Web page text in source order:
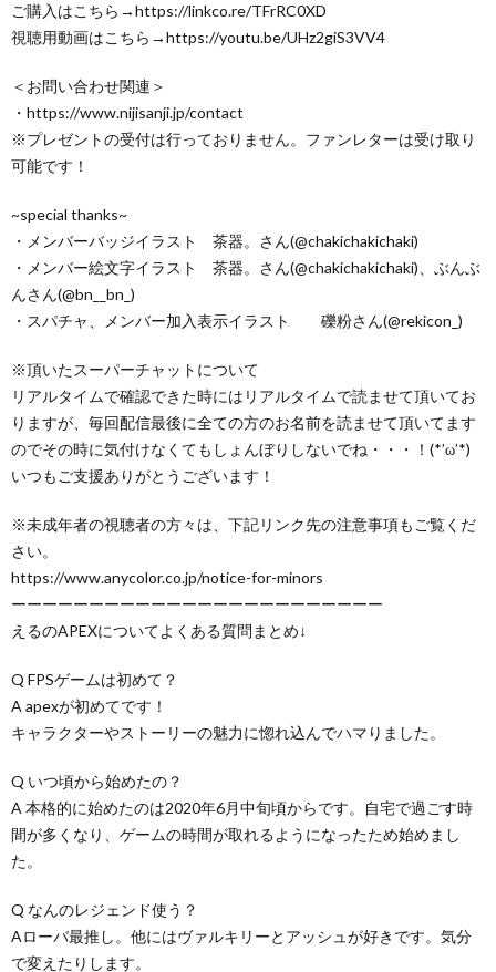
ご購入はこちら→https://linkco.re/TFrRC0XD
視聴用動画はこちら→https://youtu.be/UHz2giS3VV4
＜お問い合わせ関連＞
・https://www.nijisanji.jp/contact
※プレゼントの受付は行っておりません。ファンレターは受け取り
可能です！
~special thanks~
・メンバーバッジイラスト 茶器。さん(@chakichakichaki)
・メンバー絵文字イラスト 茶器。さん(@chakichakichaki)、ぶんぶ
んさん(@bn__bn_)
・スパチャ、メンバー加入表示イラスト 礫粉さん(@rekicon_)
※頂いたスーパーチャットについて
リアルタイムで確認できた時にはリアルタイムで読ませて頂いてお
りますが、毎回配信最後に全ての方のお名前を読ませて頂いてます
のでその時に気付けなくてもしょんぼりしないでね・・・！(*’ω’*)
いつもご支援ありがとうございます！
※未成年者の視聴者の方々は、下記リンク先の注意事項もご覧くだ
さい。
https://www.anycolor.co.jp/notice-for-minors
ーーーーーーーーーーーーーーーーーーーーーーーー
えるのAPEXについてよくある質問まとめ↓
Q FPSゲームは初めて？
A apexが初めてです！
キャラクターやストーリーの魅力に惚れ込んでハマりました。
Q いつ頃から始めたの？
A 本格的に始めたのは2020年6月中旬頃からです。自宅で過ごす時
間が多くなり、ゲームの時間が取れるようになったため始めまし
た。
Q なんのレジェンド使う？
Aローバ最推し。他にはヴァルキリーとアッシュが好きです。気分
で変えたりします。